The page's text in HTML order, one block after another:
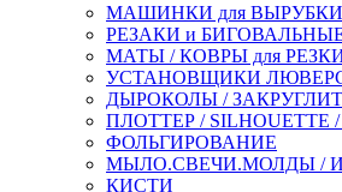
МАШИНКИ для ВЫРУБКИ
РЕЗАКИ и
МАТЫ / КОВРЫ для
УСТАНОВЩИКИ
ДЫРОКОЛЫ /
ПЛОТТЕР / SILHOUETTE /
ФОЛЬГИРОВАНИЕ
МЫЛО.СВЕЧИ.МОЛДЫ /
КИСТИ